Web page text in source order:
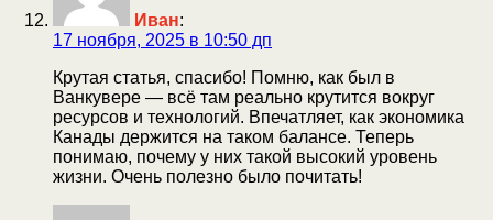
Иван:
17 ноября, 2025 в 10:50 дп
Крутая статья, спасибо! Помню, как был в
Ванкувере — всё там реально крутится вокруг
ресурсов и технологий. Впечатляет, как экономика
Канады держится на таком балансе. Теперь
понимаю, почему у них такой высокий уровень
жизни. Очень полезно было почитать!